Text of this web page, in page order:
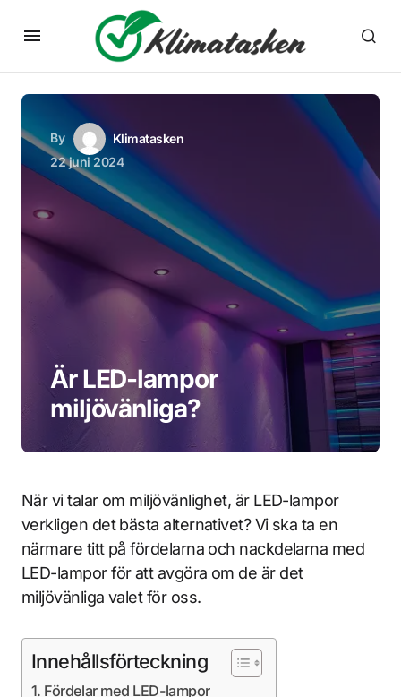
By
Klimatasken
22 juni 2024
Är LED-lampor
miljövänliga?
När vi talar om miljövänlighet, är LED-lampor
verkligen det bästa alternativet? Vi ska ta en
närmare titt på fördelarna och nackdelarna med
LED-lampor för att avgöra om de är det
miljövänliga valet för oss.
Innehållsförteckning
Fördelar med LED-lampor